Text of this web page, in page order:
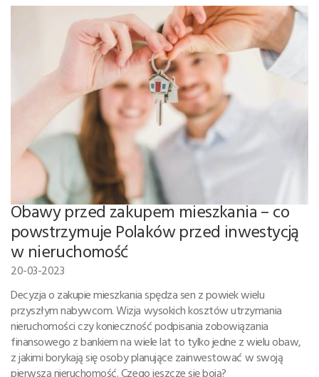
Obawy przed zakupem mieszkania – co
powstrzymuje Polaków przed inwestycją
w nieruchomość
20-03-2023
Decyzja o zakupie mieszkania spędza sen z powiek wielu
przyszłym nabywcom. Wizja wysokich kosztów utrzymania
nieruchomości czy konieczność podpisania zobowiązania
finansowego z bankiem na wiele lat to tylko jedne z wielu obaw,
z jakimi borykają się osoby planujące zainwestować w swoją
pierwszą nieruchomość. Czego jeszcze się boją?